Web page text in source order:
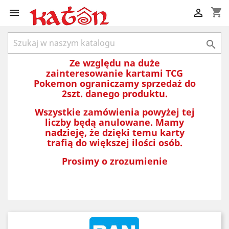
 shopping_cart


Ze względu na duże
zainteresowanie kartami TCG
Pokemon ograniczamy sprzedaż do
2szt. danego produktu.
Wszystkie zamówienia powyżej tej
liczby będą anulowane. Mamy
nadzieję, że dzięki temu karty
trafią do większej ilości osób.
Prosimy o zrozumienie